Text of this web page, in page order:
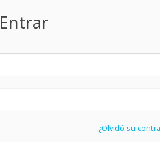
Entrar
¿Olvidó su